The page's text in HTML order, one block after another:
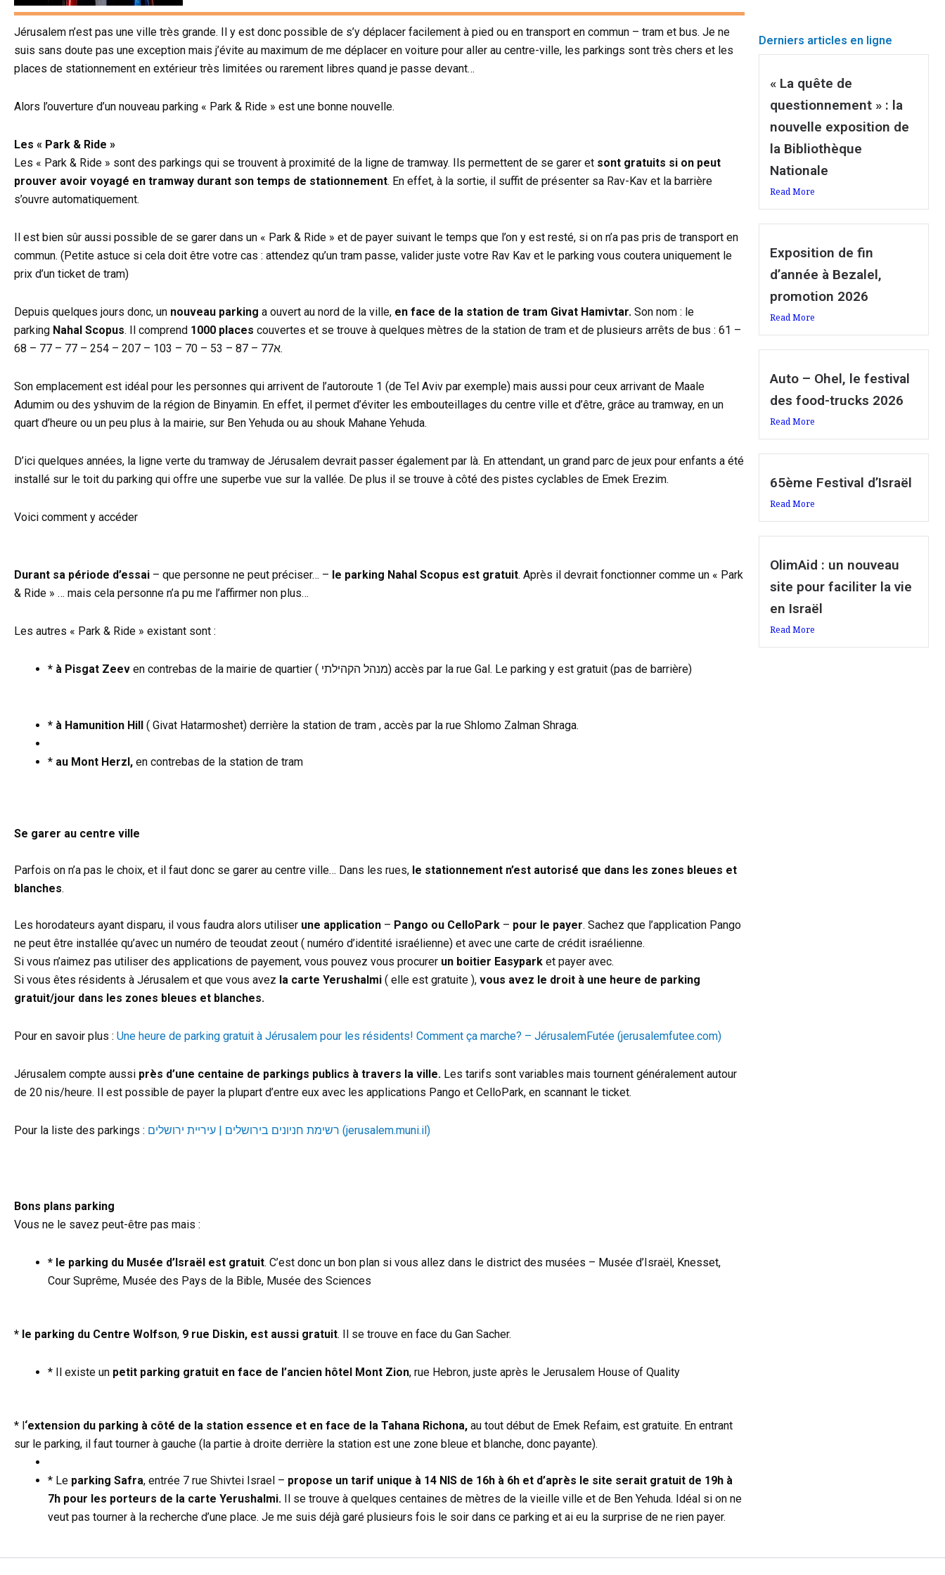
Jérusalem n’est pas une ville très grande. Il y est donc possible de s’y déplacer facilement à pied ou en transport en commun – tram et bus. Je ne
suis sans doute pas une exception mais j’évite au maximum de me déplacer en voiture pour aller au centre-ville, les parkings sont très chers et les
places de stationnement en extérieur très limitées ou rarement libres quand je passe devant…
Alors l’ouverture d’un nouveau parking « Park & Ride » est une bonne nouvelle.
Les « Park & Ride »
Les « Park & Ride » sont des parkings qui se trouvent à proximité de la ligne de tramway. Ils permettent de se garer et sont gratuits si on peut
prouver avoir voyagé en tramway durant son temps de stationnement. En effet, à la sortie, il suffit de présenter sa Rav-Kav et la barrière
s’ouvre automatiquement.
Il est bien sûr aussi possible de se garer dans un « Park & Ride » et de payer suivant le temps que l’on y est resté, si on n’a pas pris de transport en
commun. (Petite astuce si cela doit être votre cas : attendez qu’un tram passe, valider juste votre Rav Kav et le parking vous coutera uniquement le
prix d’un ticket de tram)
Depuis quelques jours donc, un nouveau parking a ouvert au nord de la ville, en face de la station de tram Givat Hamivtar. Son nom : le
parking Nahal Scopus. Il comprend 1000 places couvertes et se trouve à quelques mètres de la station de tram et de plusieurs arrêts de bus : 61 –
68 – 77 – 77 – א77 – 87 – 53 – 70 – 103 – 207 – 254.
Son emplacement est idéal pour les personnes qui arrivent de l’autoroute 1 (de Tel Aviv par exemple) mais aussi pour ceux arrivant de Maale
Adumim ou des yshuvim de la région de Binyamin. En effet, il permet d’éviter les embouteillages du centre ville et d’être, grâce au tramway, en un
quart d’heure ou un peu plus à la mairie, sur Ben Yehuda ou au shouk Mahane Yehuda.
D’ici quelques années, la ligne verte du tramway de Jérusalem devrait passer également par là. En attendant, un grand parc de jeux pour enfants a été
installé sur le toit du parking qui offre une superbe vue sur la vallée. De plus il se trouve à côté des pistes cyclables de Emek Erezim.
Voici comment y accéder
Durant sa période d’essai – que personne ne peut préciser… – le parking Nahal Scopus est gratuit. Après il devrait fonctionner comme un « Park
& Ride » … mais cela personne n’a pu me l’affirmer non plus…
Les autres « Park & Ride » existant sont :
* à Pisgat Zeev en contrebas de la mairie de quartier ( מנהל הקהילתי) accès par la rue Gal. Le parking y est gratuit (pas de barrière)
* à Hamunition Hill ( Givat Hatarmoshet) derrière la station de tram , accès par la rue Shlomo Zalman Shraga.
* au Mont Herzl, en contrebas de la station de tram
Se garer au centre ville
Parfois on n’a pas le choix, et il faut donc se garer au centre ville… Dans les rues, le stationnement n’est autorisé que dans les zones bleues et
blanches.
Les horodateurs ayant disparu, il vous faudra alors utiliser une application – Pango ou CelloPark – pour le payer. Sachez que l’application Pango
ne peut être installée qu’avec un numéro de teoudat zeout ( numéro d’identité israélienne) et avec une carte de crédit israélienne.
Si vous n’aimez pas utiliser des applications de payement, vous pouvez vous procurer un boitier Easypark et payer avec.
Si vous êtes résidents à Jérusalem et que vous avez la carte Yerushalmi ( elle est gratuite ), vous avez le droit à une heure de parking
gratuit/jour dans les zones bleues et blanches.
Pour en savoir plus : Une heure de parking gratuit à Jérusalem pour les résidents! Comment ça marche? – JérusalemFutée (jerusalemfutee.com)
Jérusalem compte aussi près d’une centaine de parkings publics à travers la ville. Les tarifs sont variables mais tournent généralement autour
de 20 nis/heure. Il est possible de payer la plupart d’entre eux avec les applications Pango et CelloPark, en scannant le ticket.
Pour la liste des parkings : רשימת חניונים בירושלים | עיריית ירושלים (jerusalem.muni.il)
Bons plans parking
Vous ne le savez peut-être pas mais :
* le parking du Musée d’Israël est gratuit. C’est donc un bon plan si vous allez dans le district des musées – Musée d’Israël, Knesset,
Cour Suprême, Musée des Pays de la Bible, Musée des Sciences
* le parking du Centre Wolfson, 9 rue Diskin, est aussi gratuit. Il se trouve en face du Gan Sacher.
* Il existe un petit parking gratuit en face de l’ancien hôtel Mont Zion, rue Hebron, juste après le Jerusalem House of Quality
* l‘extension du parking à côté de la station essence et en face de la Tahana Richona, au tout début de Emek Refaim, est gratuite. En entrant
sur le parking, il faut tourner à gauche (la partie à droite derrière la station est une zone bleue et blanche, donc payante).
* Le parking Safra, entrée 7 rue Shivtei Israel – propose un tarif unique à 14 NIS de 16h à 6h et d’après le site serait gratuit de 19h à
7h pour les porteurs de la carte Yerushalmi. Il se trouve à quelques centaines de mètres de la vieille ville et de Ben Yehuda. Idéal si on ne
veut pas tourner à la recherche d’une place. Je me suis déjà garé plusieurs fois le soir dans ce parking et ai eu la surprise de ne rien payer.
Derniers articles en ligne
« La quête de
questionnement » : la
nouvelle exposition de
la Bibliothèque
Nationale
Read More
Exposition de fin
d’année à Bezalel,
promotion 2026
Read More
Auto – Ohel, le festival
des food-trucks 2026
Read More
65ème Festival d’Israël
Read More
OlimAid : un nouveau
site pour faciliter la vie
en Israël
Read More